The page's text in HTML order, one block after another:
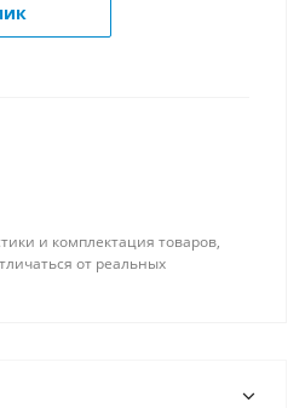
и комплектация товаров,
от реальных